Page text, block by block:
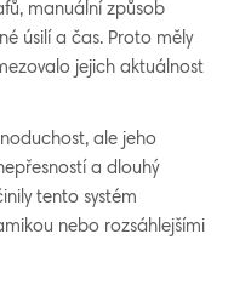
manuální způsob
úsilí a čas. Proto měly
jejich aktuálnost
ale jeho
a dlouhý
tento systém
nebo rozsáhlejšími